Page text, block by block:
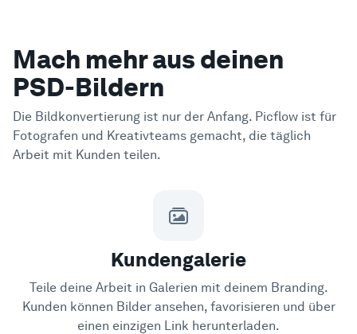
Mach mehr aus deinen
PSD-Bildern
Die Bildkonvertierung ist nur der Anfang. Picflow ist für
Fotografen und Kreativteams gemacht, die täglich
Arbeit mit Kunden teilen.
Kundengalerie
Teile deine Arbeit in Galerien mit deinem Branding.
Kunden können Bilder ansehen, favorisieren und über
einen einzigen Link herunterladen.